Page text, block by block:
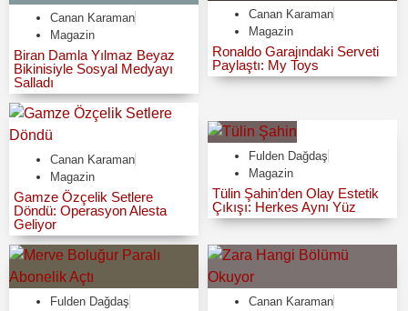
Canan Karaman
Magazin
Biran Damla Yılmaz Beyaz
Bikinisiyle Sosyal Medyayı
Salladı
Canan Karaman
Magazin
Ronaldo Garajındaki Serveti
Paylaştı: My Toys
Canan Karaman
Magazin
Gamze Özçelik Setlere
Döndü: Operasyon Alesta
Geliyor
Fulden Dağdaş
Magazin
Tülin Şahin’den Olay Estetik
Çıkışı: Herkes Aynı Yüz
Fulden Dağdaş
Canan Karaman